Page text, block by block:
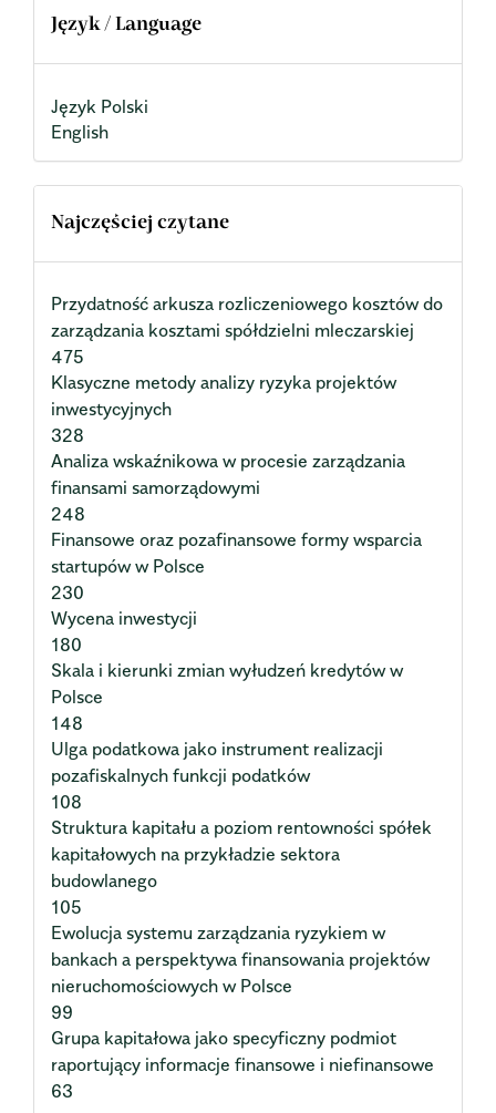
Język / Language
Język Polski
English
Najczęściej czytane
Przydatność arkusza rozliczeniowego kosztów do
zarządzania kosztami spółdzielni mleczarskiej
475
Klasyczne metody analizy ryzyka projektów
inwestycyjnych
328
Analiza wskaźnikowa w procesie zarządzania
finansami samorządowymi
248
Finansowe oraz pozafinansowe formy wsparcia
startupów w Polsce
230
Wycena inwestycji
180
Skala i kierunki zmian wyłudzeń kredytów w
Polsce
148
Ulga podatkowa jako instrument realizacji
pozafiskalnych funkcji podatków
108
Struktura kapitału a poziom rentowności spółek
kapitałowych na przykładzie sektora
budowlanego
105
Ewolucja systemu zarządzania ryzykiem w
bankach a perspektywa finansowania projektów
nieruchomościowych w Polsce
99
Grupa kapitałowa jako specyficzny podmiot
raportujący informacje finansowe i niefinansowe
63